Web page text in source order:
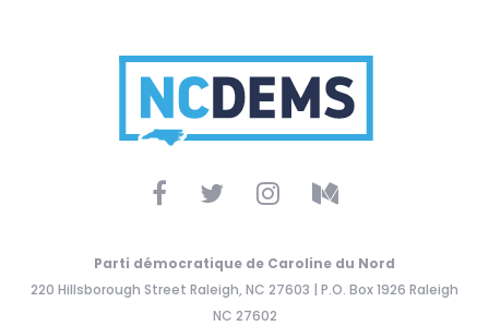
Parti démocratique de Caroline du Nord
220 Hillsborough Street Raleigh, NC 27603 | P.O. Box 1926 Raleigh
NC 27602